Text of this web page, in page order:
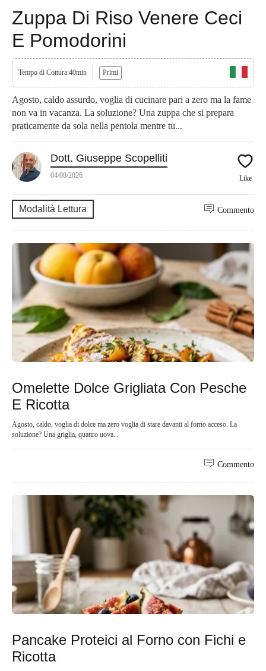
Zuppa Di Riso Venere Ceci
E Pomodorini
Tempo di Cottura:40min Primi
Agosto, caldo assurdo, voglia di cucinare pari a zero ma la fame
non va in vacanza. La soluzione? Una zuppa che si prepara
praticamente da sola nella pentola mentre tu...
Dott. Giuseppe Scopelliti
04/08/2026 Like
Modalità Lettura Commento
Omelette Dolce Grigliata Con Pesche
E Ricotta
Agosto, caldo, voglia di dolce ma zero voglia di stare davanti al forno acceso. La
soluzione? Una griglia, quattro uova...
Commento
Pancake Proteici al Forno con Fichi e
Ricotta